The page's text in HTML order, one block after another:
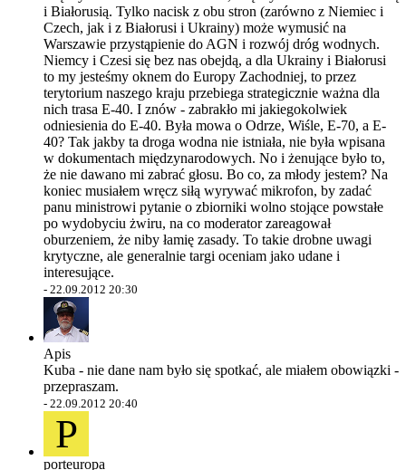
i Białorusią. Tylko nacisk z obu stron (zarówno z Niemiec i
Czech, jak i z Białorusi i Ukrainy) może wymusić na
Warszawie przystąpienie do AGN i rozwój dróg wodnych.
Niemcy i Czesi się bez nas obejdą, a dla Ukrainy i Białorusi
to my jesteśmy oknem do Europy Zachodniej, to przez
terytorium naszego kraju przebiega strategicznie ważna dla
nich trasa E-40. I znów - zabrakło mi jakiegokolwiek
odniesienia do E-40. Była mowa o Odrze, Wiśle, E-70, a E-
40? Tak jakby ta droga wodna nie istniała, nie była wpisana
w dokumentach międzynarodowych. No i żenujące było to,
że nie dawano mi zabrać głosu. Bo co, za młody jestem? Na
koniec musiałem wręcz siłą wyrywać mikrofon, by zadać
panu ministrowi pytanie o zbiorniki wolno stojące powstałe
po wydobyciu żwiru, na co moderator zareagował
oburzeniem, że niby łamię zasady. To takie drobne uwagi
krytyczne, ale generalnie targi oceniam jako udane i
interesujące.
- 22.09.2012 20:30
Apis
Kuba - nie dane nam było się spotkać, ale miałem obowiązki -
przepraszam.
- 22.09.2012 20:40
P
porteuropa